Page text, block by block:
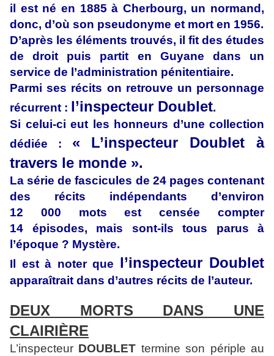
il est né en 1885 à Cherbourg, un normand,
donc, d’où son pseudonyme et mort en 1956.
D’après les éléments trouvés, il fit des études
de droit puis partit en Guyane dans un
service de l’administration pénitentiaire.
Parmi ses récits on retrouve un personnage
récurrent : l’inspecteur Doublet.
Si celui-ci eut les honneurs d’une collection
dédiée : « L’inspecteur Doublet à
travers le monde ».
La série de fascicules de 24 pages contenant
des récits indépendants d’environ
12 000 mots est censée compter
14 épisodes, mais sont-ils tous parus à
l’époque ? Mystère.
Il est à noter que l’inspecteur Doublet
apparaîtrait dans d’autres récits de l’auteur.
DEUX MORTS DANS UNE
CLAIRIÈRE
L’inspecteur DOUBLET termine son périple au